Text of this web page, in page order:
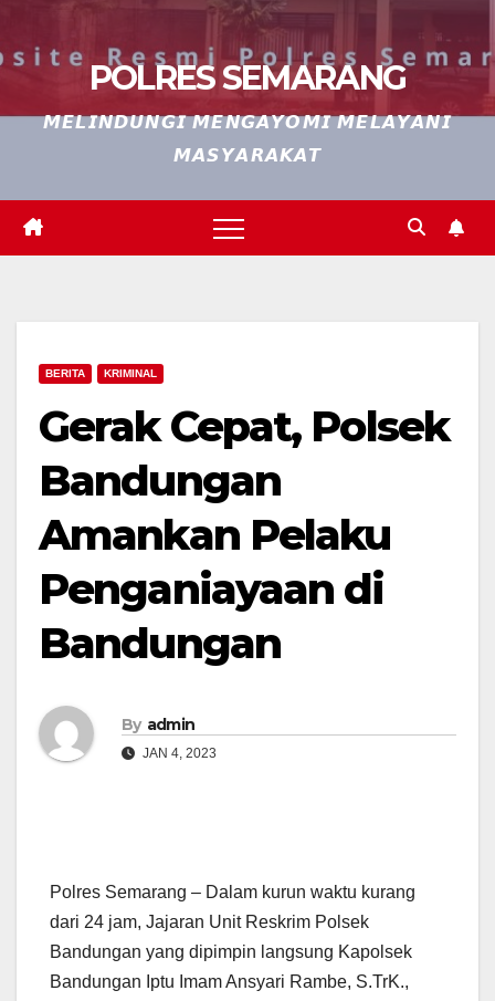
POLRES SEMARANG
𝙈𝙀𝙇𝙄𝙉𝘿𝙐𝙉𝙂𝙄 𝙈𝙀𝙉𝙂𝘼𝙔𝙊𝙈𝙄 𝙈𝙀𝙇𝘼𝙔𝘼𝙉𝙄
𝙈𝘼𝙎𝙔𝘼𝙍𝘼𝙆𝘼𝙏
BERITA KRIMINAL
Gerak Cepat, Polsek
Bandungan
Amankan Pelaku
Penganiayaan di
Bandungan
By admin
JAN 4, 2023
Polres Semarang – Dalam kurun waktu kurang
dari 24 jam, Jajaran Unit Reskrim Polsek
Bandungan yang dipimpin langsung Kapolsek
Bandungan Iptu Imam Ansyari Rambe, S.TrK.,